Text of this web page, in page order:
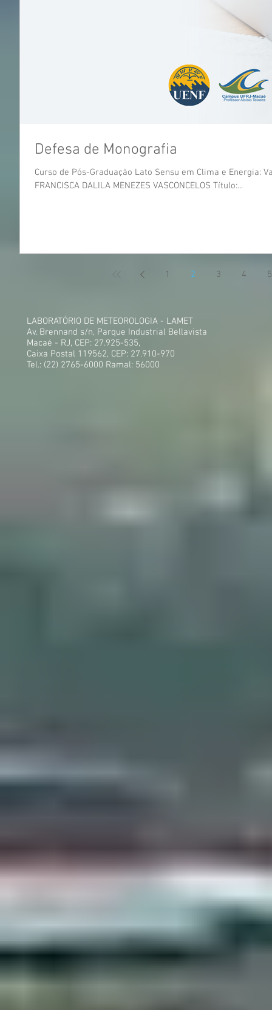
Defesa de Monografia
Curso de Pós-Graduação Lato Sensu em Clima e Energia:
FRANCISCA DALILA MENEZES VASCONCELOS Título:...
1 2 3 4 5
LABORATÓRIO DE METEOROLOGIA - LAMET
Av. Brennand s/n, Parque Industrial Bellavista
Macaé - RJ, CEP: 27.925-535,
Caixa Postal 119562, CEP: 27.910-970
Tel.: (22) 2765-6000 Ramal: 56000